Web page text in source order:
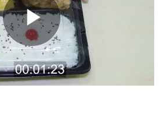
Play